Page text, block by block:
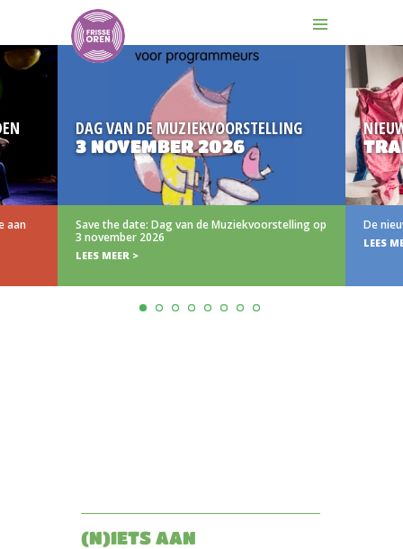
aan
DAG VAN DE MUZIEKVOORSTELLING
3 NOVEMBER 2026
Save the date: Dag van de Muziekvoorstelling op
3 november 2026
LEES MEER >
De
LEES
(N)IETS AAN